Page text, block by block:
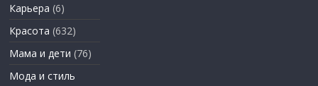
Карьера (6)
Красота (632)
Мама и дети (76)
Мода и стиль